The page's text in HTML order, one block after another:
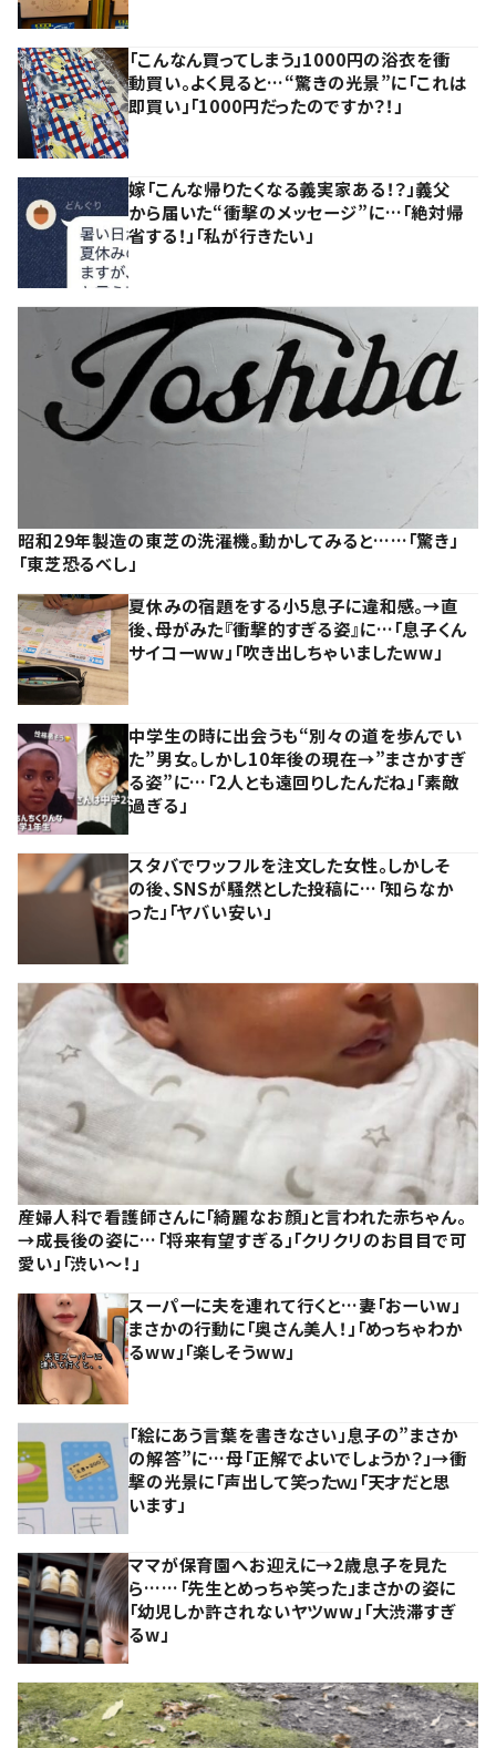
「こんなん買ってしまう」1000円の浴衣を衝
動買い。よく見ると…“驚きの光景”に「これは
即買い」「1000円だったのですか？！」
嫁「こんな帰りたくなる義実家ある！？」義父
から届いた“衝撃のメッセージ”に…「絶対帰
省する！」「私が行きたい」
昭和29年製造の東芝の洗濯機。動かしてみると……「驚き」
「東芝恐るべし」
夏休みの宿題をする小5息子に違和感。→直
後、母がみた『衝撃的すぎる姿』に…「息子くん
サイコーww」「吹き出しちゃいましたww」
中学生の時に出会うも“別々の道を歩んでい
た”男女。しかし10年後の現在→”まさかすぎ
る姿”に…「2人とも遠回りしたんだね」「素敵
過ぎる」
スタバでワッフルを注文した女性。しかしそ
の後、SNSが騒然とした投稿に…「知らなか
った」「ヤバい安い」
産婦人科で看護師さんに「綺麗なお顔」と言われた赤ちゃん。
→成長後の姿に…「将来有望すぎる」「クリクリのお目目で可
愛い」「渋い～！」
スーパーに夫を連れて行くと…妻「おーいw」
まさかの行動に「奥さん美人！」「めっちゃわか
るww」「楽しそうww」
「絵にあう言葉を書きなさい」息子の”まさか
の解答”に…母「正解でよいでしょうか？」→衝
撃の光景に「声出して笑ったｗ」「天才だと思
います」
ママが保育園へお迎えに→2歳息子を見た
ら……「先生とめっちゃ笑った」まさかの姿に
「幼児しか許されないヤツww」「大渋滞すぎ
るw」